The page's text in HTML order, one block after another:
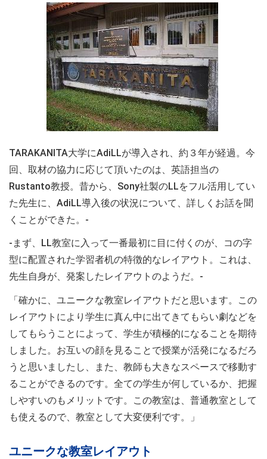
TARAKANITA大学にAdiLLが導入され、約３年が経過。今
回、取材の協力に応じて頂いたのは、英語担当の
Rustanto教授。昔から、Sony社製のLLをフル活用してい
た先生に、AdiLL導入後の状況について、詳しくお話を聞
くことができた。-
-まず、LL教室に入って一番最初に目に付くのが、コの字
型に配置された学習者机の特徴的なレイアウト。これは、
先生自身が、発案したレイアウトのようだ。-
「確かに、ユニークな教室レイアウトだと思います。この
レイアウトにより学生に真ん中に出てきてもらい劇などを
してもらうことによって、学生が積極的になることを期待
しました。お互いの顔を見ることで授業が活発になるだろ
うと思いましたし、また、教師も大きなスペースで移動す
ることができるのです。全ての学生が何しているか、把握
しやすいのもメリットです。この教室は、普通教室として
も使えるので、教室として大変便利です。」
ユニークな教室レイアウト